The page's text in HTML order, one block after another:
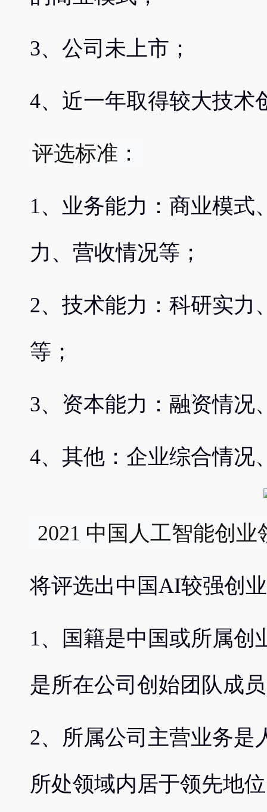
3、公司未上市；
4、近一年取得较大技术
评选标准：
1、业务能力：商业模式
力、营收情况等；
2、技术能力：科研实力
等；
3、资本能力：融资情况
4、其他：企业综合情况
2021 中国人工智能创业
将评选出中国AI较强创
1、国籍是中国或所属创
是所在公司创始团队成
2、所属公司主营业务是
所处领域内居于领先地